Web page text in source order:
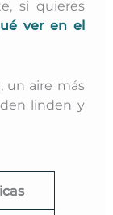
si quieres
ver en el
un aire más
linden y